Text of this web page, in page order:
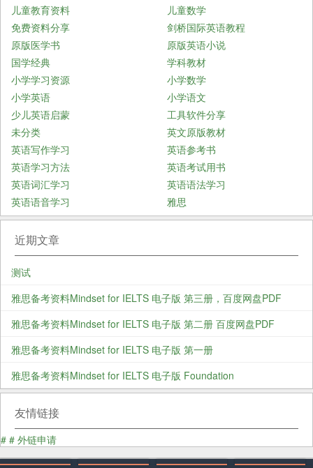
儿童教育资料
儿童数学
免费资料分享
剑桥国际英语教程
原版医学书
原版英语小说
国学经典
学科教材
小学学习资源
小学数学
小学英语
小学语文
少儿英语启蒙
工具软件分享
未分类
英文原版教材
英语写作学习
英语参考书
英语学习方法
英语考试用书
英语词汇学习
英语语法学习
英语语音学习
雅思
近期文章
测试
雅思备考资料Mindset for IELTS 电子版 第三册，百度网盘PDF
雅思备考资料Mindset for IELTS 电子版 第二册 百度网盘PDF
雅思备考资料Mindset for IELTS 电子版 第一册
雅思备考资料Mindset for IELTS 电子版 Foundation
友情链接
# # 外链申请